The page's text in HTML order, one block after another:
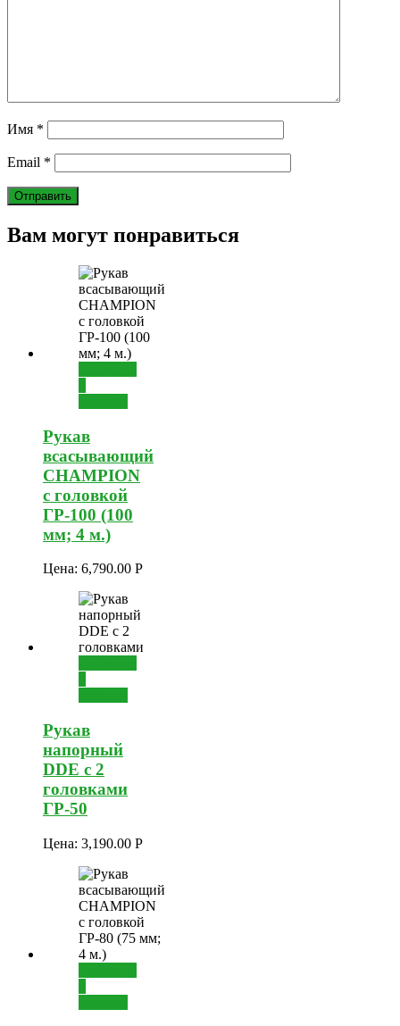
Имя *
Email *
Вам могут понравиться
Рукав
всасывающий
CHAMPION
с головкой
ГР-100 (100
мм; 4 м.)
Цена: 6,790.00 Р
Рукав
напорный
DDE с 2
головками
ГР-50
Цена: 3,190.00 Р